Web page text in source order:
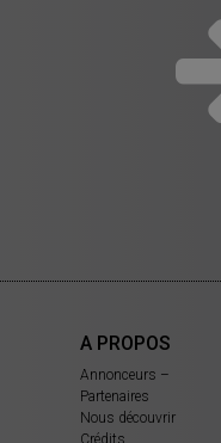
A PROPOS
Annonceurs –
Partenaires
Nous découvrir
Crédits